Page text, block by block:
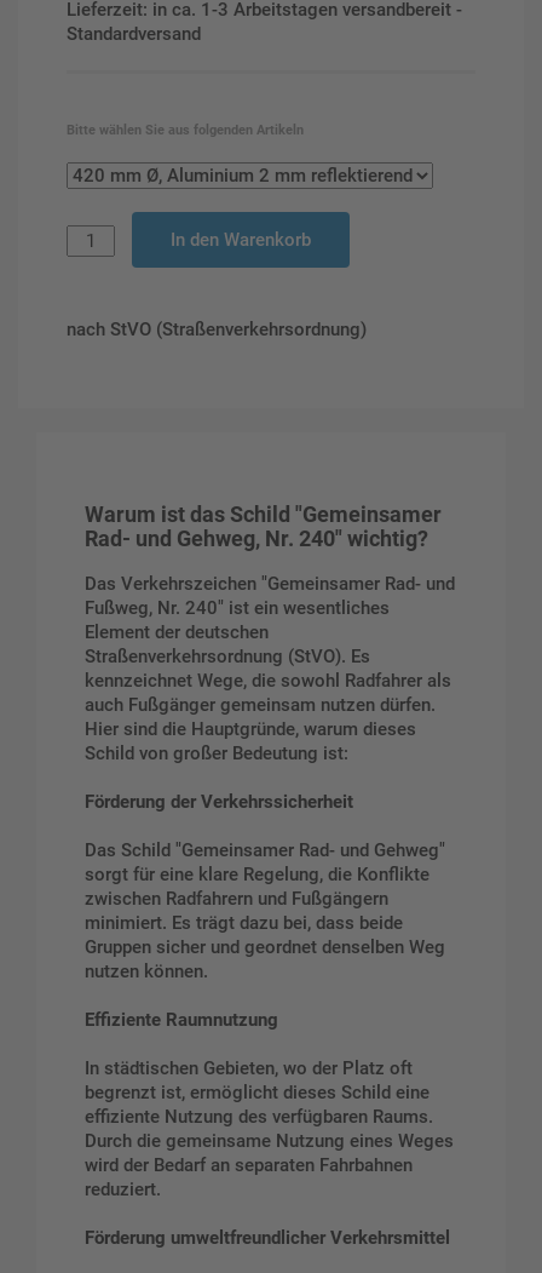
Lieferzeit: in ca. 1-3 Arbeitstagen versandbereit -
Standardversand
Bitte wählen Sie aus folgenden Artikeln
In den Warenkorb
nach StVO (Straßenverkehrsordnung)
Warum ist das Schild "Gemeinsamer
Rad- und Gehweg, Nr. 240" wichtig?
Das Verkehrszeichen "Gemeinsamer Rad- und
Fußweg, Nr. 240" ist ein wesentliches
Element der deutschen
Straßenverkehrsordnung (StVO). Es
kennzeichnet Wege, die sowohl Radfahrer als
auch Fußgänger gemeinsam nutzen dürfen.
Hier sind die Hauptgründe, warum dieses
Schild von großer Bedeutung ist:
Förderung der Verkehrssicherheit
Das Schild "Gemeinsamer Rad- und Gehweg"
sorgt für eine klare Regelung, die Konflikte
zwischen Radfahrern und Fußgängern
minimiert. Es trägt dazu bei, dass beide
Gruppen sicher und geordnet denselben Weg
nutzen können.
Effiziente Raumnutzung
In städtischen Gebieten, wo der Platz oft
begrenzt ist, ermöglicht dieses Schild eine
effiziente Nutzung des verfügbaren Raums.
Durch die gemeinsame Nutzung eines Weges
wird der Bedarf an separaten Fahrbahnen
reduziert.
Förderung umweltfreundlicher Verkehrsmittel